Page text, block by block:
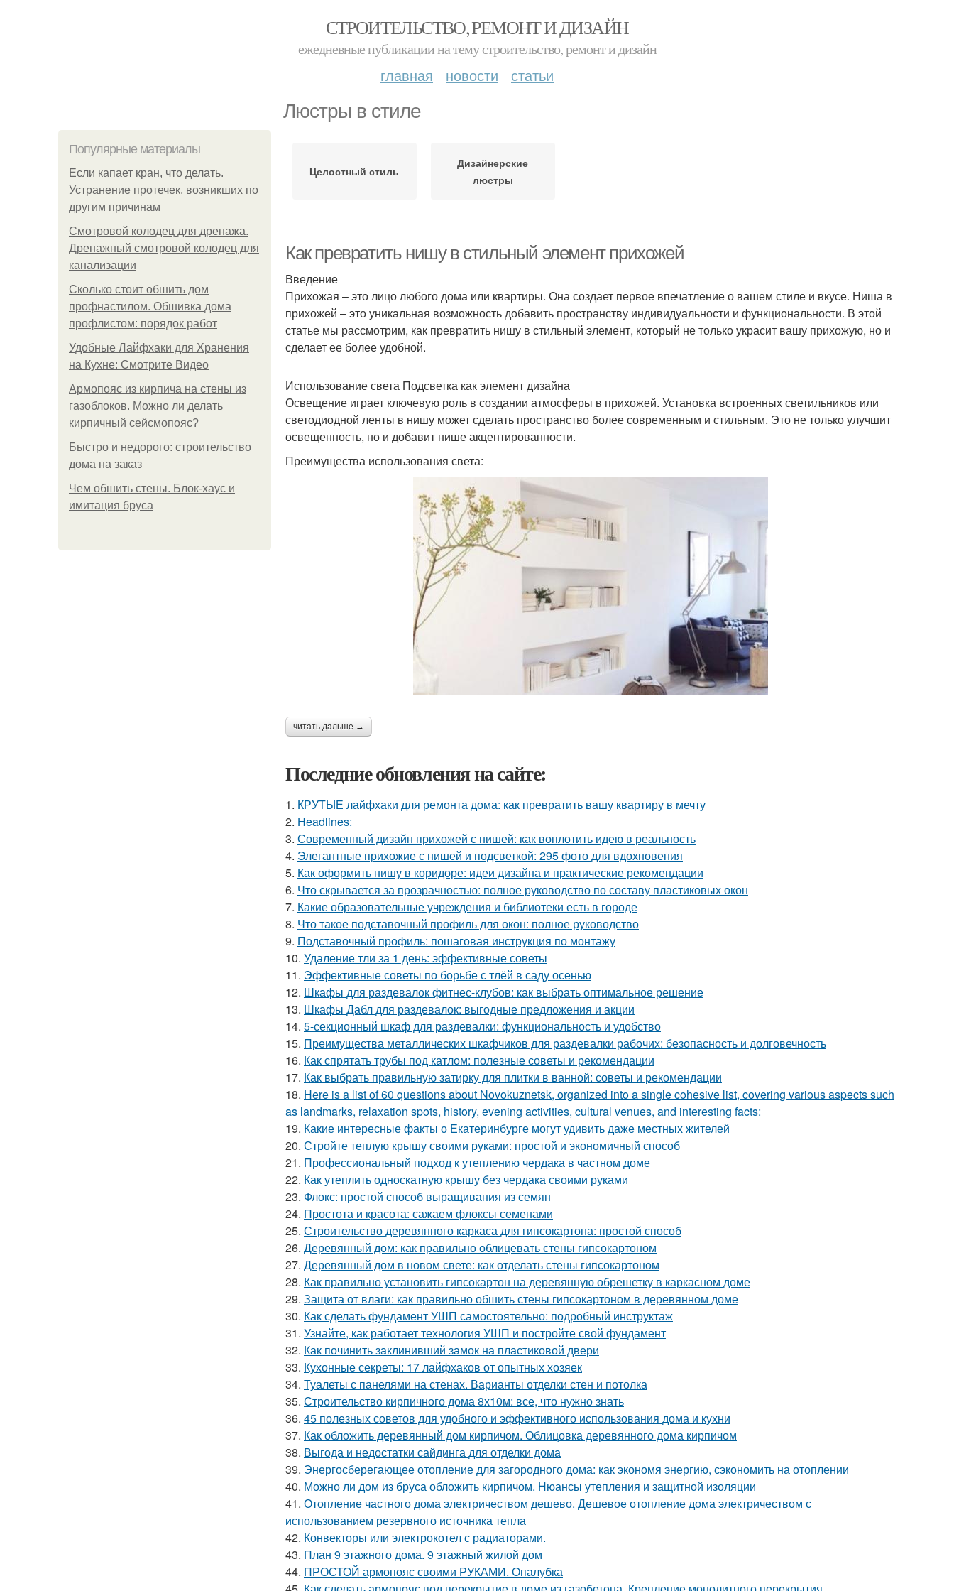
СТРОИТЕЛЬСТВО, РЕМОНТ И ДИЗАЙН
ежедневные публикации на тему строительство, ремонт и дизайн
главная новости статьи
Люстры в стиле
Популярные материалы
Если капает кран, что делать.
Устранение протечек, возникших по
другим причинам
Смотровой колодец для дренажа.
Дренажный смотровой колодец для
канализации
Сколько стоит обшить дом
профнастилом. Обшивка дома
профлистом: порядок работ
Удобные Лайфхаки для Хранения
на Кухне: Смотрите Видео
Армопояс из кирпича на стены из
газоблоков. Можно ли делать
кирпичный сейсмопояс?
Быстро и недорого: строительство
дома на заказ
Чем обшить стены. Блок-хаус и
имитация бруса
Целостный стиль
Дизайнерские
люстры
Как превратить нишу в стильный элемент прихожей
Введение
Прихожая – это лицо любого дома или квартиры. Она создает первое впечатление о вашем стиле и вкусе. Ниша в
прихожей – это уникальная возможность добавить пространству индивидуальности и функциональности. В этой
статье мы рассмотрим, как превратить нишу в стильный элемент, который не только украсит вашу прихожую, но и
сделает ее более удобной.
Использование света Подсветка как элемент дизайна
Освещение играет ключевую роль в создании атмосферы в прихожей. Установка встроенных светильников или
светодиодной ленты в нишу может сделать пространство более современным и стильным. Это не только улучшит
освещенность, но и добавит нише акцентированности.
Преимущества использования света:
читать дальше →
Последние обновления на сайте:
1. КРУТЫЕ лайфхаки для ремонта дома: как превратить вашу квартиру в мечту
2. Headlines:
3. Современный дизайн прихожей с нишей: как воплотить идею в реальность
4. Элегантные прихожие с нишей и подсветкой: 295 фото для вдохновения
5. Как оформить нишу в коридоре: идеи дизайна и практические рекомендации
6. Что скрывается за прозрачностью: полное руководство по составу пластиковых окон
7. Какие образовательные учреждения и библиотеки есть в городе
8. Что такое подставочный профиль для окон: полное руководство
9. Подставочный профиль: пошаговая инструкция по монтажу
10. Удаление тли за 1 день: эффективные советы
11. Эффективные советы по борьбе с тлёй в саду осенью
12. Шкафы для раздевалок фитнес-клубов: как выбрать оптимальное решение
13. Шкафы Дабл для раздевалок: выгодные предложения и акции
14. 5-секционный шкаф для раздевалки: функциональность и удобство
15. Преимущества металлических шкафчиков для раздевалки рабочих: безопасность и долговечность
16. Как спрятать трубы под катлом: полезные советы и рекомендации
17. Как выбрать правильную затирку для плитки в ванной: советы и рекомендации
18. Here is a list of 60 questions about Novokuznetsk, organized into a single cohesive list, covering various aspects such
as landmarks, relaxation spots, history, evening activities, cultural venues, and interesting facts:
19. Какие интересные факты о Екатеринбурге могут удивить даже местных жителей
20. Стройте теплую крышу своими руками: простой и экономичный способ
21. Профессиональный подход к утеплению чердака в частном доме
22. Как утеплить односкатную крышу без чердака своими руками
23. Флокс: простой способ выращивания из семян
24. Простота и красота: сажаем флоксы семенами
25. Строительство деревянного каркаса для гипсокартона: простой способ
26. Деревянный дом: как правильно облицевать стены гипсокартоном
27. Деревянный дом в новом свете: как отделать стены гипсокартоном
28. Как правильно установить гипсокартон на деревянную обрешетку в каркасном доме
29. Защита от влаги: как правильно обшить стены гипсокартоном в деревянном доме
30. Как сделать фундамент УШП самостоятельно: подробный инструктаж
31. Узнайте, как работает технология УШП и постройте свой фундамент
32. Как починить заклинивший замок на пластиковой двери
33. Кухонные секреты: 17 лайфхаков от опытных хозяек
34. Туалеты с панелями на стенах. Варианты отделки стен и потолка
35. Строительство кирпичного дома 8х10м: все, что нужно знать
36. 45 полезных советов для удобного и эффективного использования дома и кухни
37. Как обложить деревянный дом кирпичом. Облицовка деревянного дома кирпичом
38. Выгода и недостатки сайдинга для отделки дома
39. Энергосберегающее отопление для загородного дома: как экономя энергию, сэкономить на отоплении
40. Можно ли дом из бруса обложить кирпичом. Нюансы утепления и защитной изоляции
41. Отопление частного дома электричеством дешево. Дешевое отопление дома электричеством с
использованием резервного источника тепла
42. Конвекторы или электрокотел с радиаторами.
43. План 9 этажного дома. 9 этажный жилой дом
44. ПРОСТОЙ армопояс своими РУКАМИ. Опалубка